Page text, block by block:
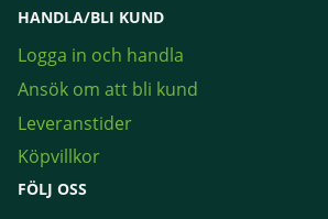
HANDLA/BLI KUND
Logga in och handla
Ansök om att bli kund
Leveranstider
Köpvillkor
FÖLJ OSS